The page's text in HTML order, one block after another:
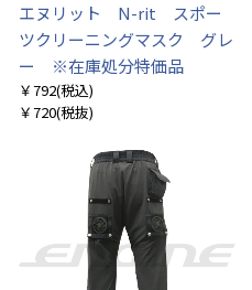
エヌリット N-rit スポー
ツクリーニングマスク グレ
ー ※在庫処分特価品
￥792(税込)
￥720(税抜)